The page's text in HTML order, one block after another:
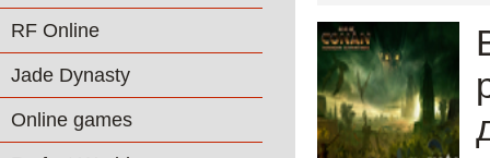
RF Online
Jade Dynasty
Online games